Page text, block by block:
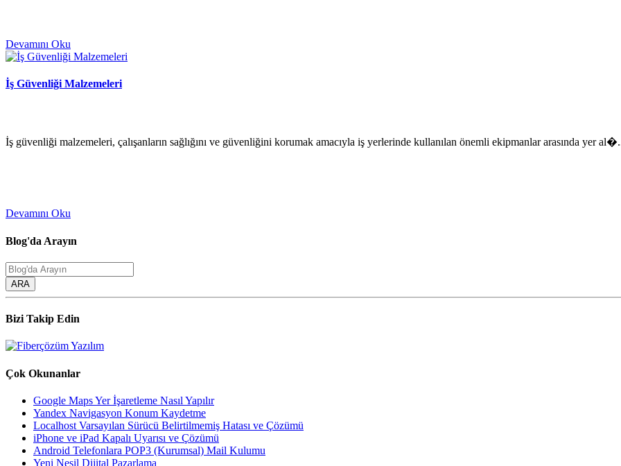
Devamını Oku
İş Güvenliği Malzemeleri
İş güvenliği malzemeleri, çalışanların sağlığını ve güvenliğini korumak amacıyla iş yerlerinde kullanılan önemli ekipmanlar arasında yer
Devamını Oku
Blog'da Arayın
ARA
Bizi Takip Edin
Çok Okunanlar
Google Maps Yer İşaretleme Nasıl Yapılır
Yandex Navigasyon Konum Kaydetme
Localhost Varsayılan Sürücü Belirtilmemiş Hatası ve Çözümü
iPhone ve iPad Kapalı Uyarısı ve Çözümü
Android Telefonlara POP3 (Kurumsal) Mail Kulumu
Yeni Nesil Dijital Pazarlama